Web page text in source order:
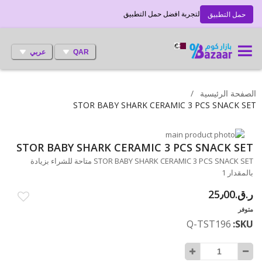
حمل التطبيق لتجربة افضل حمل التطبيق
QAR عربي
الصفحة الرئيسية
STOR BABY SHARK CERAMIC 3 PCS SNACK SET
انتقل
إلى
النهاية
معرض
الصور
تخطي
إلى
بداية
معرض
الصور
STOR BABY SHARK CERAMIC 3 PCS SNACK SET
STOR BABY SHARK CERAMIC 3 PCS SNACK SET متاحة للشراء بزيادة
بالمقدار 1
ر.ق.‏25٫00
متوفر
SKU
Q-TST196